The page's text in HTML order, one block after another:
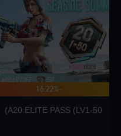
-16.22%
A20 ELITE PASS (LV1-50)